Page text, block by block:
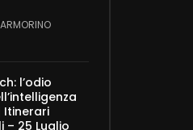
l’odio
Itinerari
– 25 Luglio